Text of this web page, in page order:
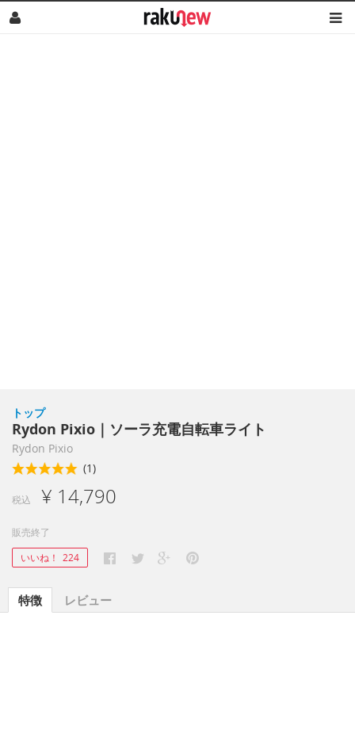
トップ
Rydon Pixio｜ソーラ充電自転車ライト
Rydon Pixio
(1)
税込 ¥ 14,790
販売終了
いいね！ 224
特徴 レビュー